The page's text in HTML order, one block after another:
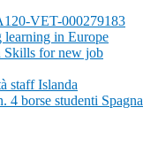
VET-000279183
in Europe
Skills for new job
staff Islanda
4 borse studenti Spagna